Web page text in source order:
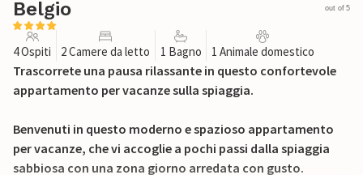
Belgio
out of 5
4 Ospiti 2 Camere da letto 1 Bagno 1 Animale domestico
Trascorrete una pausa rilassante in questo confortevole
appartamento per vacanze sulla spiaggia.
Benvenuti in questo moderno e spazioso appartamento
per vacanze, che vi accoglie a pochi passi dalla spiaggia
sabbiosa con una zona giorno arredata con gusto.